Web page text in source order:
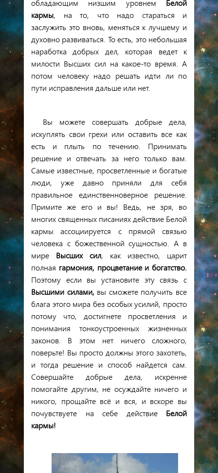
обладающим низшим уровнем Белой
кармы, на то, что надо стараться и
заслужить это вновь, меняться к лучшему и
духовно развиваться. То есть, это небольшая
наработка добрых дел, которая ведет к
милости Высших сил на какое-то время. А
потом человеку надо решать идти ли по
пути исправления дальше или нет.
Вы можете совершать добрые дела,
искуплять свои грехи или оставить все как
есть и плыть по течению. Принимать
решение и отвечать за него только вам.
Самые известные, просветленные и богатые
люди, уже давно приняли для себя
правильное единственноверное решение.
Примите же его и вы! Ведь, не зря, во
многих священных писаниях действие Белой
кармы
ассоциируется с прямой связью
человека с божественной сущностью. А в
мире Высших сил, как известно, царит
полная гармония, процветание и богатство.
Поэтому если вы установите эту связь с
Высшими силами, вы сможете получить все
блага этого мира без особых усилий, просто
потому что, достигнете просветления и
понимания тонкоустроенных жизненных
законов. В этом нет ничего сложного,
поверьте! Вы просто должны этого захотеть,
и тогда решение и способ найдется сам.
Совершайте добрые дела, искренне
помогайте другим, не осуждайте ничего и
никого, прощайте всё и вся, и вскоре вы
почувствуете на себе действие Белой
кармы!